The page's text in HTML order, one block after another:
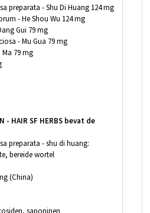
preparata - Shu Di Huang 124 mg
- He Shou Wu 124 mg
Gui 79 mg
- Mu Gua 79 mg
79 mg
- HAIR SF HERBS bevat de
preparata - shu di huang:
bereide wortel
(China)
saponinen